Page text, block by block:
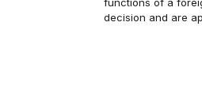
decision and are